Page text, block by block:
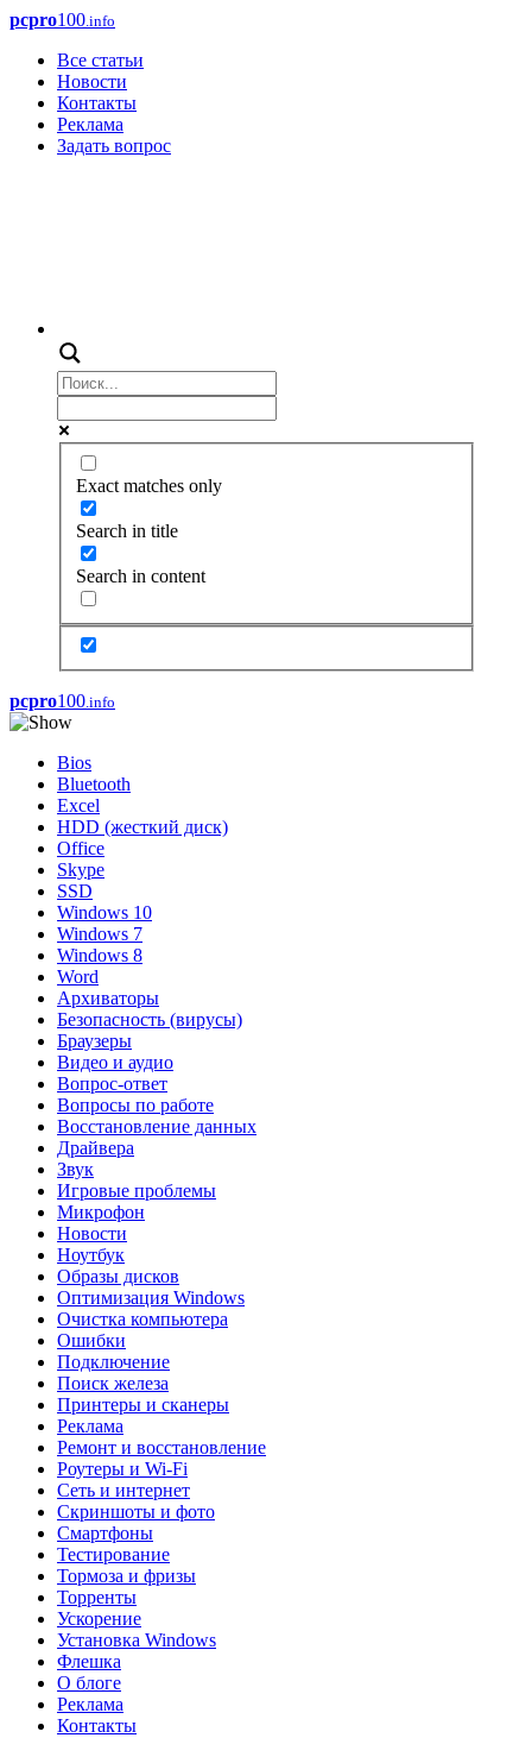
pcpro100.info
Все статьи
Новости
Контакты
Реклама
Задать вопрос
Exact matches only
Search in title
Search in content
pcpro100.info
Bios
Bluetooth
Excel
HDD (жесткий диск)
Office
Skype
SSD
Windows 10
Windows 7
Windows 8
Word
Архиваторы
Безопасность (вирусы)
Браузеры
Видео и аудио
Вопрос-ответ
Вопросы по работе
Восстановление данных
Драйвера
Звук
Игровые проблемы
Микрофон
Новости
Ноутбук
Образы дисков
Оптимизация Windows
Очистка компьютера
Ошибки
Подключение
Поиск железа
Принтеры и сканеры
Реклама
Ремонт и восстановление
Роутеры и Wi-Fi
Сеть и интернет
Скриншоты и фото
Смартфоны
Тестирование
Тормоза и фризы
Торренты
Ускорение
Установка Windows
Флешка
О блоге
Реклама
Контакты